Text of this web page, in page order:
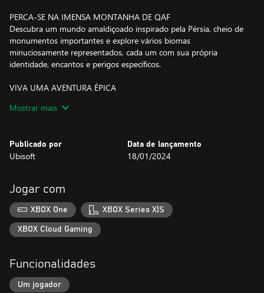
PERCA-SE NA IMENSA MONTANHA DE QAF
Descubra um mundo amaldiçoado inspirado pela Pérsia, cheio de
monumentos importantes e explore vários biomas
minuciosamente representados, cada um com sua própria
identidade, encantos e perigos específicos.
VIVA UMA AVENTURA ÉPICA
intrigante e original enquanto usa sua inteligência para
O jogo usa a tecnologia Smart Delivery que possibilita acessar o
Mostrar mais
Publicado por
Ubisoft
Data de lançamento
18/01/2024
Jogar com
XBOX One XBOX Series X|S
XBOX Cloud Gaming
Funcionalidades
Um jogador